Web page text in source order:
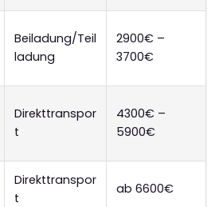
Beiladung/Teil
ladung
2900€ –
3700€
Direkttranspor
t
4300€ –
5900€
Direkttranspor
t
ab 6600€